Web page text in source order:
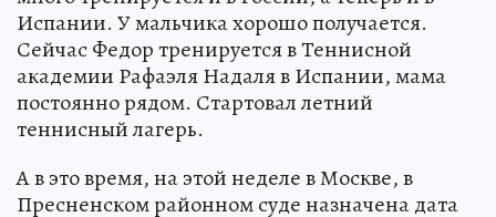
Испании. У мальчика хорошо получается.
Сейчас Федор тренируется в Теннисной
академии Рафаэля Надаля в Испании, мама
постоянно рядом. Стартовал летний
теннисный лагерь.
А в это время, на этой неделе в Москве, в
Пресненском районном суде назначена дата